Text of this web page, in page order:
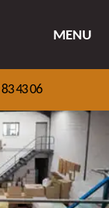
MENU
43 06